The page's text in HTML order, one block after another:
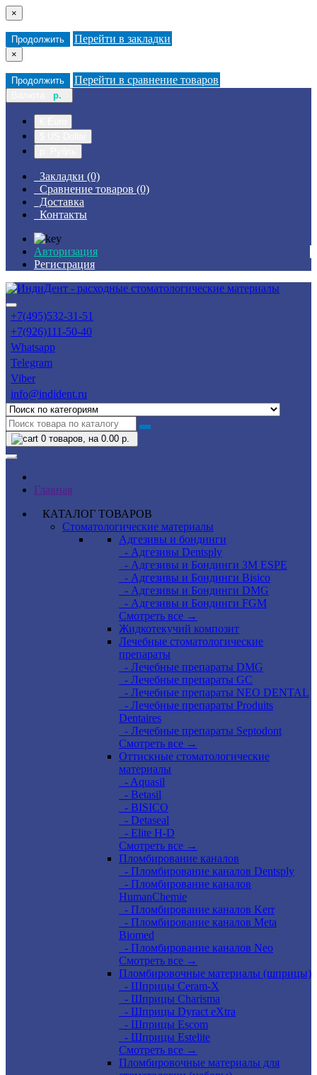
×
Продолжить Перейти в закладки
×
Продолжить Перейти в сравнение товаров
р.
Закладки (0)
Сравнение товаров (0)
Доставка
Контакты
Авторизация
Регистрация
+7(495)532-31-51
+7(926)111-50-40
Whatsapp
Telegram
Viber
info@indident.ru
0 товаров, на 0.00 р.
Главная
КАТАЛОГ ТОВАРОВ
Стоматологические материалы
Адгезивы и бондинги
- Адгезивы Dentsply
- Адгезивы и Бондинги 3M ESPE
- Адгезивы и Бондинги Bisico
- Адгезивы и Бондинги DMG
- Адгезивы и Бондинги FGM
Смотреть все →
Жидкотекучий композит
Лечебные стоматологические
препараты
- Лечебные препараты DMG
- Лечебные препараты GC
- Лечебные препараты NEO DENTAL
- Лечебные препараты Produits
Dentaires
- Лечебные препараты Septodont
Смотреть все →
Оттискные стоматологические
материалы
- Aquasil
- Betasil
- BISICO
- Detaseal
- Elite H-D
Смотреть все →
Пломбирование каналов
- Пломбирование каналов Dentsply
- Пломбирование каналов
HumanChemie
- Пломбирование каналов Kerr
- Пломбирование каналов Meta
Biomed
- Пломбирование каналов Neo
Смотреть все →
Пломбировочные материалы (шприцы)
- Шприцы Ceram-X
- Шприцы Charisma
- Шприцы Dyract eXtra
- Шприцы Escom
- Шприцы Estelite
Смотреть все →
Пломбировочные материалы для